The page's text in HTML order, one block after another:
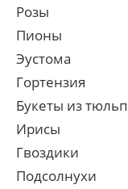
Розы
Пионы
Эустома
Гортензия
Букеты из
Ирисы
Гвоздики
Подсолнухи